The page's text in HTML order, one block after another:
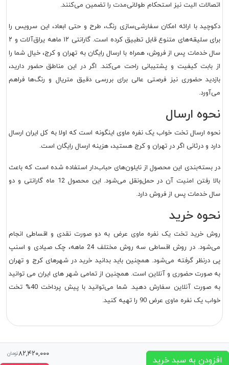
اتصالات الیت نیز استحکام طولانی‌مدت را تضمین می‌کنند.
دکوچید با ارائه امکان سفارشی‌سازی رنگ، طرح و حتی ابعاد، این سرویس را
برای سلیقه‌های متنوع قابل تطبیق کرده است. گارانتی ۱۲ ماهه یراق‌آلات و ۲
سال خدمات پس از فروش، همراه با ارسال رایگان به تهران و کرج، خیال شما را
از بابت کیفیت و پشتیبانی راحت می‌کند. اگر در این مناطق حضور دارید،
بازدید حضوری نیز فرصتی عالی برای بررسی دقیق متریال و رنگ‌ها فراهم
می‌آورد.
نحوه ارسال
نحوه ارسال تخت خواب یک نفره ماوی اینگونه است که اولا به کل ایران ارسال
دارد و درثانی اگر در تهران و کرج هستید، هزینه ارسال رایگان است.
در بسته‌بندی این محصول از نایلون‌های حباب‌دار استفاده شده است که باعث
بالا رفتن امنیت آن در حمل‌ونقل می‌شود. این محصول 12 ماه گارانتی و دو
سال خدمات پس از فروش دارد.
نحوه خرید
روش خرید تخت یک نفره ماوی عرض به دو صورت نقدی و اقساطی انجام
می‌شود. در روش اقساطی سه روش مختلف 24 ماهه، چک صیادی و اسنپ
پی درنظر گرفته می‌شود. همچنین باید بدانید خرید در شهرهای کرج و تهران
به صورت حضوری و آنلاین است. همچنین از تمامی شهر های ایران می توانید
به صورت آنلاین سفارش دهید. شما می‌‎توانید با پیش پرداخت 40% تخت
خواب یک نفره ماوی عرض 90 را تهیه کنید.
افزودن به سبد خرید
۸۲,۴۲۰,۰۰۰تومان